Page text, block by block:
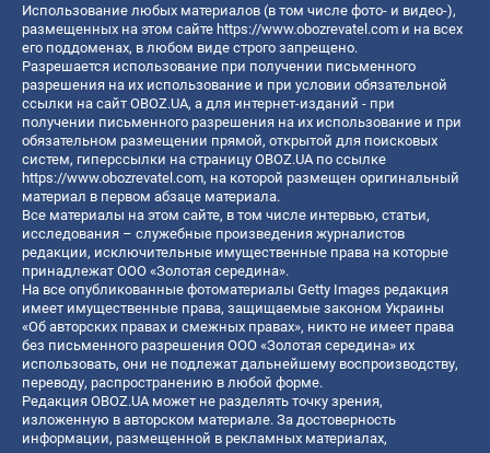
Использование любых материалов (в том числе фото- и видео-),
размещенных на этом сайте https://www.obozrevatel.com и на всех
его поддоменах, в любом виде строго запрещено.
Разрешается использование при получении письменного
разрешения на их использование и при условии обязательной
ссылки на сайт OBOZ.UA, а для интернет-изданий - при
получении письменного разрешения на их использование и при
обязательном размещении прямой, открытой для поисковых
систем, гиперссылки на страницу OBOZ.UA по ссылке
https://www.obozrevatel.com, на которой размещен оригинальный
материал в первом абзаце материала.
Все материалы на этом сайте, в том числе интервью, статьи,
исследования – служебные произведения журналистов
редакции, исключительные имущественные права на которые
принадлежат ООО «Золотая середина».
На все опубликованные фотоматериалы Getty Images редакция
имеет имущественные права, защищаемые законом Украины
«Об авторских правах и смежных правах», никто не имеет права
без письменного разрешения ООО «Золотая середина» их
использовать, они не подлежат дальнейшему воспроизводству,
переводу, распространению в любой форме.
Редакция OBOZ.UA может не разделять точку зрения,
изложенную в авторском материале. За достоверность
информации, размещенной в рекламных материалах,